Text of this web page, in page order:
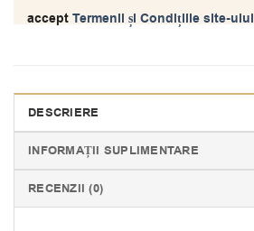
acceptTermenii și Condițiile site-ului
DESCRIERE
INFORMAȚII SUPLIMENTARE
RECENZII (0)